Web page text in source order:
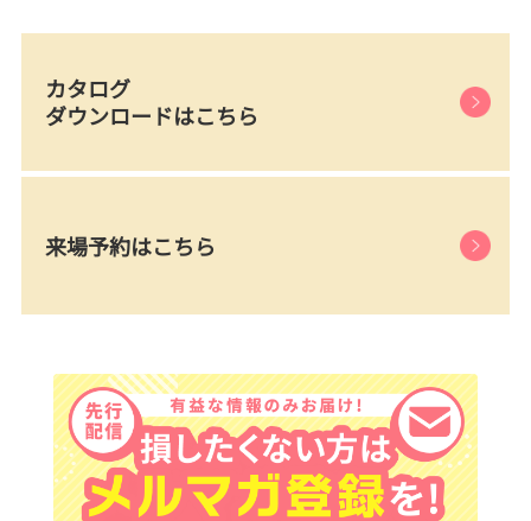
カタログ
ダウンロードはこちら
来場予約はこちら